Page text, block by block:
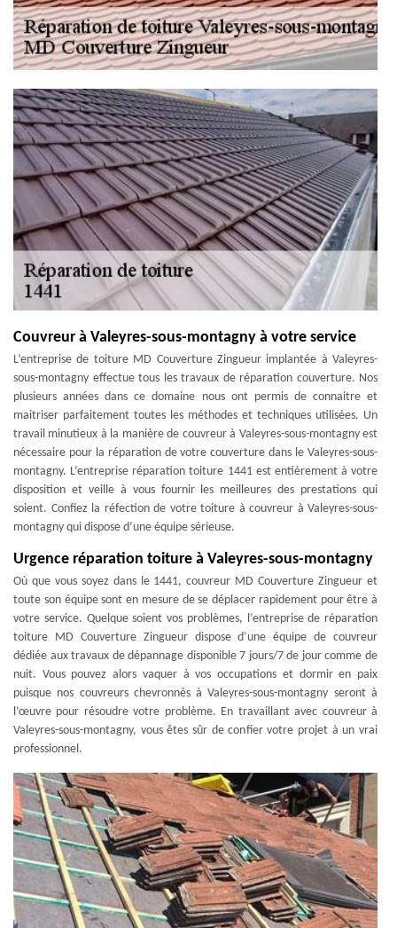
Couvreur à Valeyres-sous-montagny à votre service
L’entreprise de toiture MD Couverture Zingueur implantée à Valeyres-
sous-montagny effectue tous les travaux de réparation couverture. Nos
plusieurs années dans ce domaine nous ont permis de connaitre et
maitriser parfaitement toutes les méthodes et techniques utilisées. Un
travail minutieux à la manière de couvreur à Valeyres-sous-montagny est
nécessaire pour la réparation de votre couverture dans le Valeyres-sous-
montagny. L’entreprise réparation toiture 1441 est entièrement à votre
disposition et veille à vous fournir les meilleures des prestations qui
soient. Confiez la réfection de votre toiture à couvreur à Valeyres-sous-
montagny qui dispose d’une équipe sérieuse.
Urgence réparation toiture à Valeyres-sous-montagny
Où que vous soyez dans le 1441, couvreur MD Couverture Zingueur et
toute son équipe sont en mesure de se déplacer rapidement pour être à
votre service. Quelque soient vos problèmes, l’entreprise de réparation
toiture MD Couverture Zingueur dispose d’une équipe de couvreur
dédiée aux travaux de dépannage disponible 7 jours/7 de jour comme de
nuit. Vous pouvez alors vaquer à vos occupations et dormir en paix
puisque nos couvreurs chevronnés à Valeyres-sous-montagny seront à
l’œuvre pour résoudre votre problème. En travaillant avec couvreur à
Valeyres-sous-montagny, vous êtes sûr de confier votre projet à un vrai
professionnel.